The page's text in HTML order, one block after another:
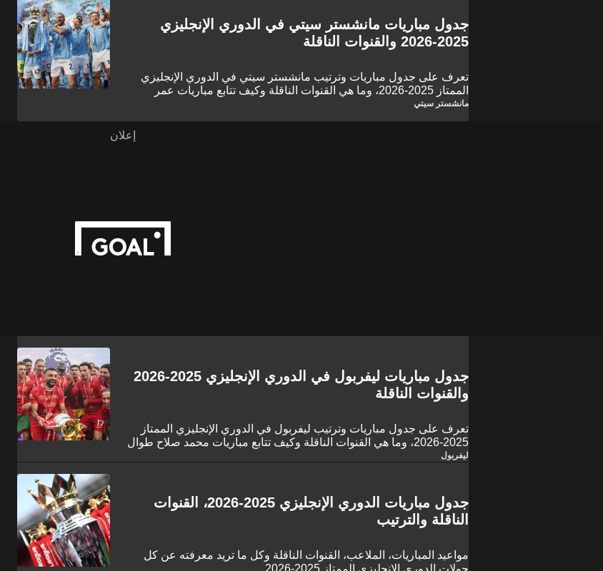
جدول مباريات مانشستر سيتي في الدوري الإنجليزي
2025-2026 والقنوات الناقلة
تعرف على جدول مباريات وترتيب مانشستر سيتي في الدوري الإنجليزي
الممتاز 2025-2026، وما هي القنوات الناقلة وكيف تتابع مباريات عمر
مرموش طوال الموسم؟
مانشستر سيتي
جدول مباريات ليفربول في الدوري الإنجليزي 2025-2026
والقنوات الناقلة
تعرف على جدول مباريات وترتيب ليفربول في الدوري الإنجليزي الممتاز
2025-2026، وما هي القنوات الناقلة وكيف تتابع مباريات محمد صلاح طوال
الموسم؟
ليفربول
جدول مباريات الدوري الإنجليزي 2025-2026، القنوات
الناقلة والترتيب
مواعيد المباريات، الملاعب، القنوات الناقلة وكل ما تريد معرفته عن كل